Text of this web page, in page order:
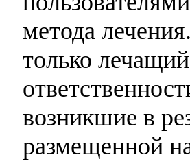
метода
только
возникшие в
размещенной